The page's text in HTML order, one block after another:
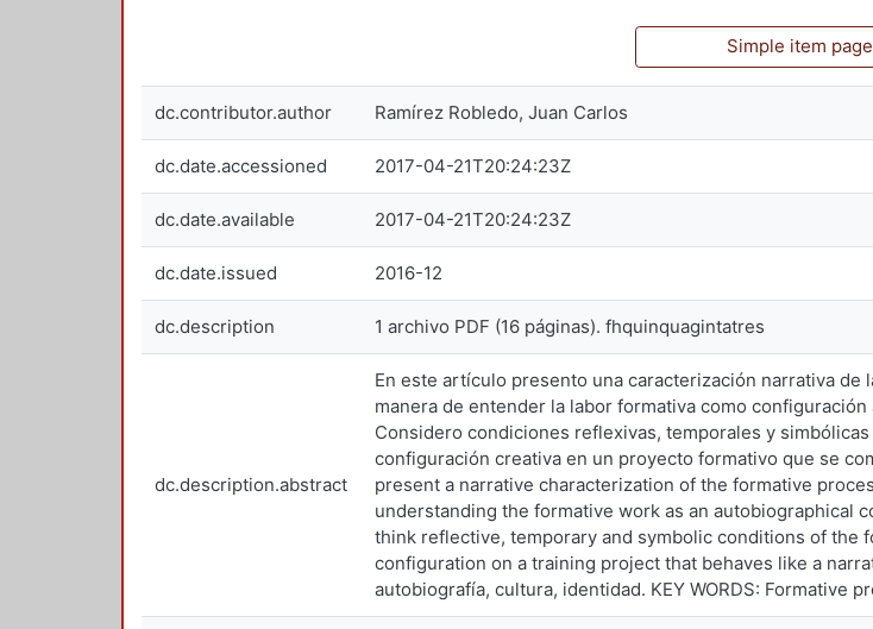
Simple item page
dc.contributor.author Ramírez Robledo, Juan Carlos
dc.date.accessioned 2017-04-21T20:24:23Z
dc.date.available 2017-04-21T20:24:23Z
dc.date.issued 2016-12
dc.description 1 archivo PDF (16 páginas). fhquinquagintatres
dc.description.abstract
En este artículo presento una caracterización narrativa
manera de entender la labor formativa como
Considero condiciones reflexivas, temporales y
configuración creativa en un proyecto formativo que se
present a narrative characterization of the formative
understanding the formative work as an autobiographical
think reflective, temporary and symbolic conditions of the
configuration on a training project that behaves like a
autobiografía, cultura, identidad. KEY WORDS: Formative